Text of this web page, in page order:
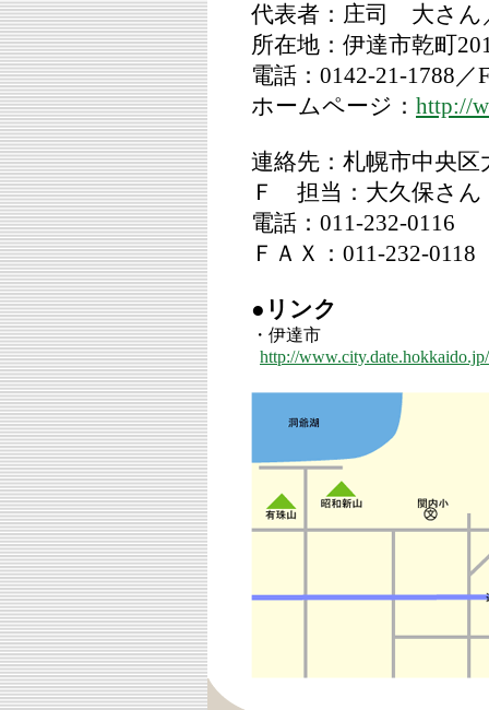
代表者：庄司 大さん
所在地：伊達市乾町
電話：0142-21-1788／
ホームページ： http://
連絡先：札幌市中央
Ｆ 担当：大久保さん
電話：011-232-0116
ＦＡＸ：011-232-0118
●リンク
・伊達市
http://www.city.date.hokkaido.jp/